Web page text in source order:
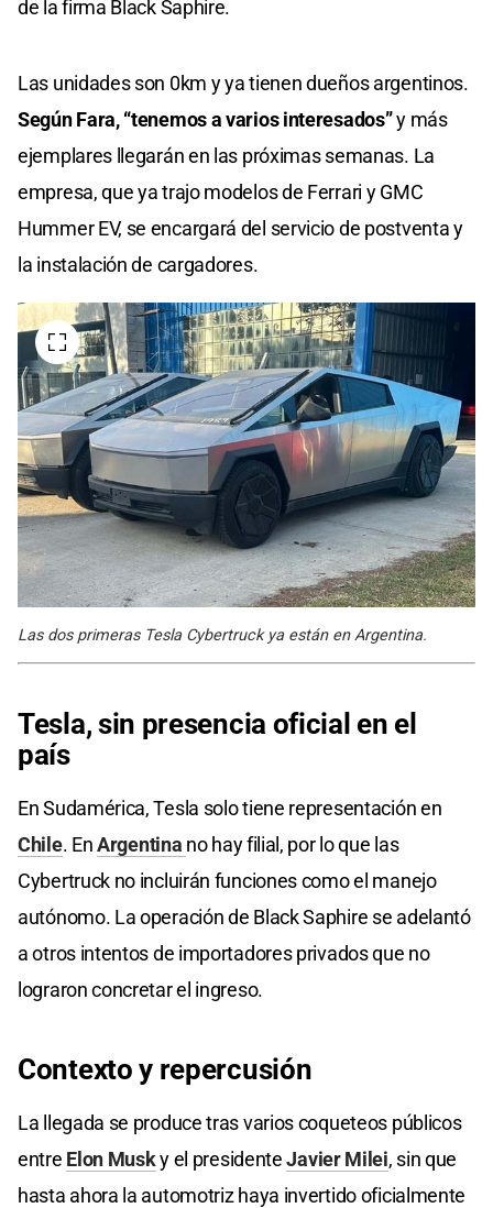
de la firma Black Saphire.
Las unidades son 0km y ya tienen dueños argentinos.
Según Fara, “tenemos a varios interesados”y más
ejemplares llegarán en las próximas semanas. La
empresa, que ya trajo modelos de Ferrari y GMC
Hummer EV, se encargará del servicio de postventa y
la instalación de cargadores.
Las dos primeras Tesla Cybertruck ya están en Argentina.
Tesla, sin presencia oficial en el
país
En Sudamérica, Tesla solo tiene representación en
Chile. EnArgentina no hay filial, por lo que las
Cybertruck no incluirán funciones como el manejo
autónomo. La operación de Black Saphire se adelantó
a otros intentos de importadores privados que no
lograron concretar el ingreso.
Contexto y repercusión
La llegada se produce tras varios coqueteos públicos
entre Elon Musky el presidenteJavier Milei, sin que
hasta ahora la automotriz haya invertido oficialmente